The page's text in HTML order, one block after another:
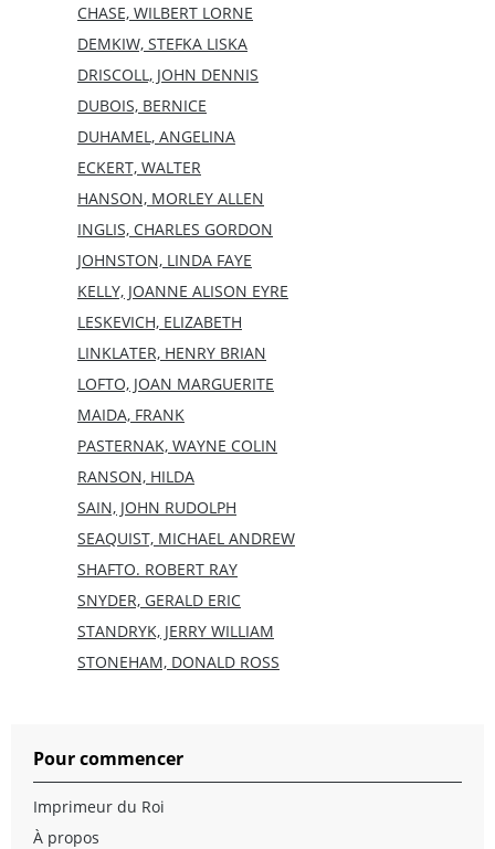
CHASE, WILBERT LORNE
DEMKIW, STEFKA LISKA
DRISCOLL, JOHN DENNIS
DUBOIS, BERNICE
DUHAMEL, ANGELINA
ECKERT, WALTER
HANSON, MORLEY ALLEN
INGLIS, CHARLES GORDON
JOHNSTON, LINDA FAYE
KELLY, JOANNE ALISON EYRE
LESKEVICH, ELIZABETH
LINKLATER, HENRY BRIAN
LOFTO, JOAN MARGUERITE
MAIDA, FRANK
PASTERNAK, WAYNE COLIN
RANSON, HILDA
SAIN, JOHN RUDOLPH
SEAQUIST, MICHAEL ANDREW
SHAFTO. ROBERT RAY
SNYDER, GERALD ERIC
STANDRYK, JERRY WILLIAM
STONEHAM, DONALD ROSS
Pour commencer
Imprimeur du Roi
À propos